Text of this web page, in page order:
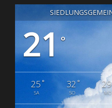
21°
25°
SA
32 °
SO
29
MO